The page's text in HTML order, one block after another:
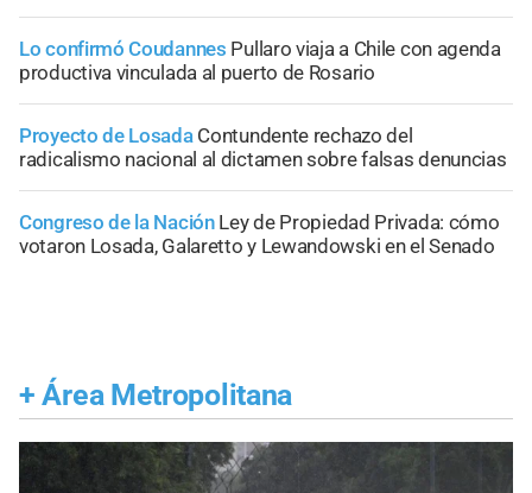
Lo confirmó Coudannes Pullaro viaja a Chile con agenda
productiva vinculada al puerto de Rosario
Proyecto de Losada Contundente rechazo del
radicalismo nacional al dictamen sobre falsas denuncias
Congreso de la Nación Ley de Propiedad Privada: cómo
votaron Losada, Galaretto y Lewandowski en el Senado
+ Área Metropolitana